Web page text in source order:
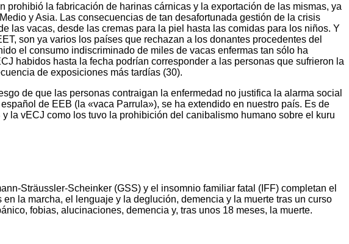
la fabricación de harinas cárnicas y la exportación de las mismas, ya
y Asia. Las consecuencias de tan desafortunada gestión de la crisis
las vacas, desde las cremas para la piel hasta las comidas para los niños. Y
son ya varios los países que rechazan a los donantes procedentes del
el consumo indiscriminado de miles de vacas enfermas tan sólo ha
habidos hasta la fecha podrían corresponder a las personas que sufrieron la
de exposiciones más tardías (30).
de que las personas contraigan la enfermedad no justifica la alarma social
de EEB (la «vaca Parrula»), se ha extendido en nuestro país. Es de
la vECJ como los tuvo la prohibición del canibalismo humano sobre el kuru
Sträussler-Scheinker (GSS) y el insomnio familiar fatal (IFF) completan el
la marcha, el lenguaje y la deglución, demencia y la muerte tras un curso
fobias, alucinaciones, demencia y, tras unos 18 meses, la muerte.